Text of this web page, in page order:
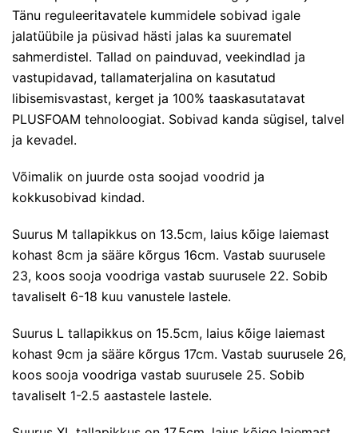
Tänu reguleeritavatele kummidele sobivad igale
jalatüübile ja püsivad hästi jalas ka suurematel
sahmerdistel. Tallad on painduvad, veekindlad ja
vastupidavad, tallamaterjalina on kasutatud
libisemisvastast, kerget ja 100% taaskasutatavat
PLUSFOAM tehnoloogiat. Sobivad kanda sügisel, talvel
ja kevadel.
Võimalik on juurde osta soojad voodrid ja
kokkusobivad kindad.
Suurus M tallapikkus on 13.5cm, laius kõige laiemast
kohast 8cm ja sääre kõrgus 16cm. Vastab suurusele
23, koos sooja voodriga vastab suurusele 22. Sobib
tavaliselt 6-18 kuu vanustele lastele.
Suurus L tallapikkus on 15.5cm, laius kõige laiemast
kohast 9cm ja sääre kõrgus 17cm. Vastab suurusele 26,
koos sooja voodriga vastab suurusele 25. Sobib
tavaliselt 1-2.5 aastastele lastele.